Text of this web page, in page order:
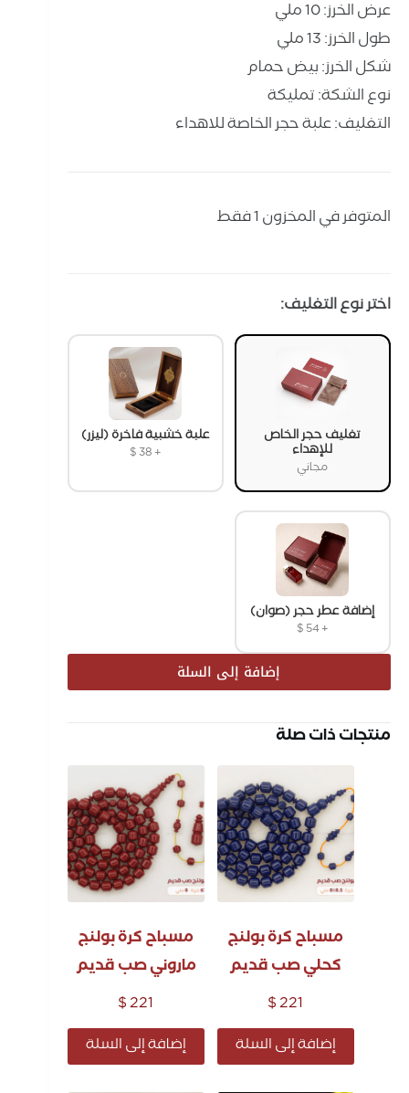
عرض الخرز: 10 ملي
طول الخرز: 13 ملي
شكل الخرز: بيض حمام
نوع الشكة: تمليكة
التغليف: علبة حجر الخاصة للاهداء
المتوفر في المخزون 1 فقط
اختر نوع التغليف:
تغليف حجر الخاص
للإهداء
مجاني
علبة خشبية فاخرة (ليزر)
+
$38
إضافة عطر حجر (صوان)
+
$54
إضافة إلى السلة
منتجات ذات صلة
مسباح كرة بولنج
كحلي صب قديم
$221
إضافة إلى السلة
مسباح كرة بولنج
ماروني صب قديم
$221
إضافة إلى السلة